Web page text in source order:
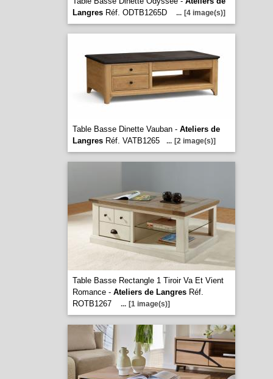
LangresRéf. ODTB1265D ... [4 image(s)]
Table Basse Dinette Vauban - Ateliers de
LangresRéf. VATB1265 ... [2 image(s)]
Table Basse Rectangle 1 Tiroir Va Et Vient
Romance - Ateliers de LangresRéf.
ROTB1267
... [1 image(s)]